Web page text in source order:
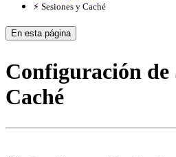
⚡ Sesiones y Caché
En esta página
Configuración de
Caché